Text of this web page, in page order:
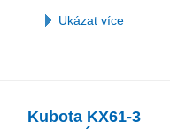
Ukázat více
Kubota KX61-3